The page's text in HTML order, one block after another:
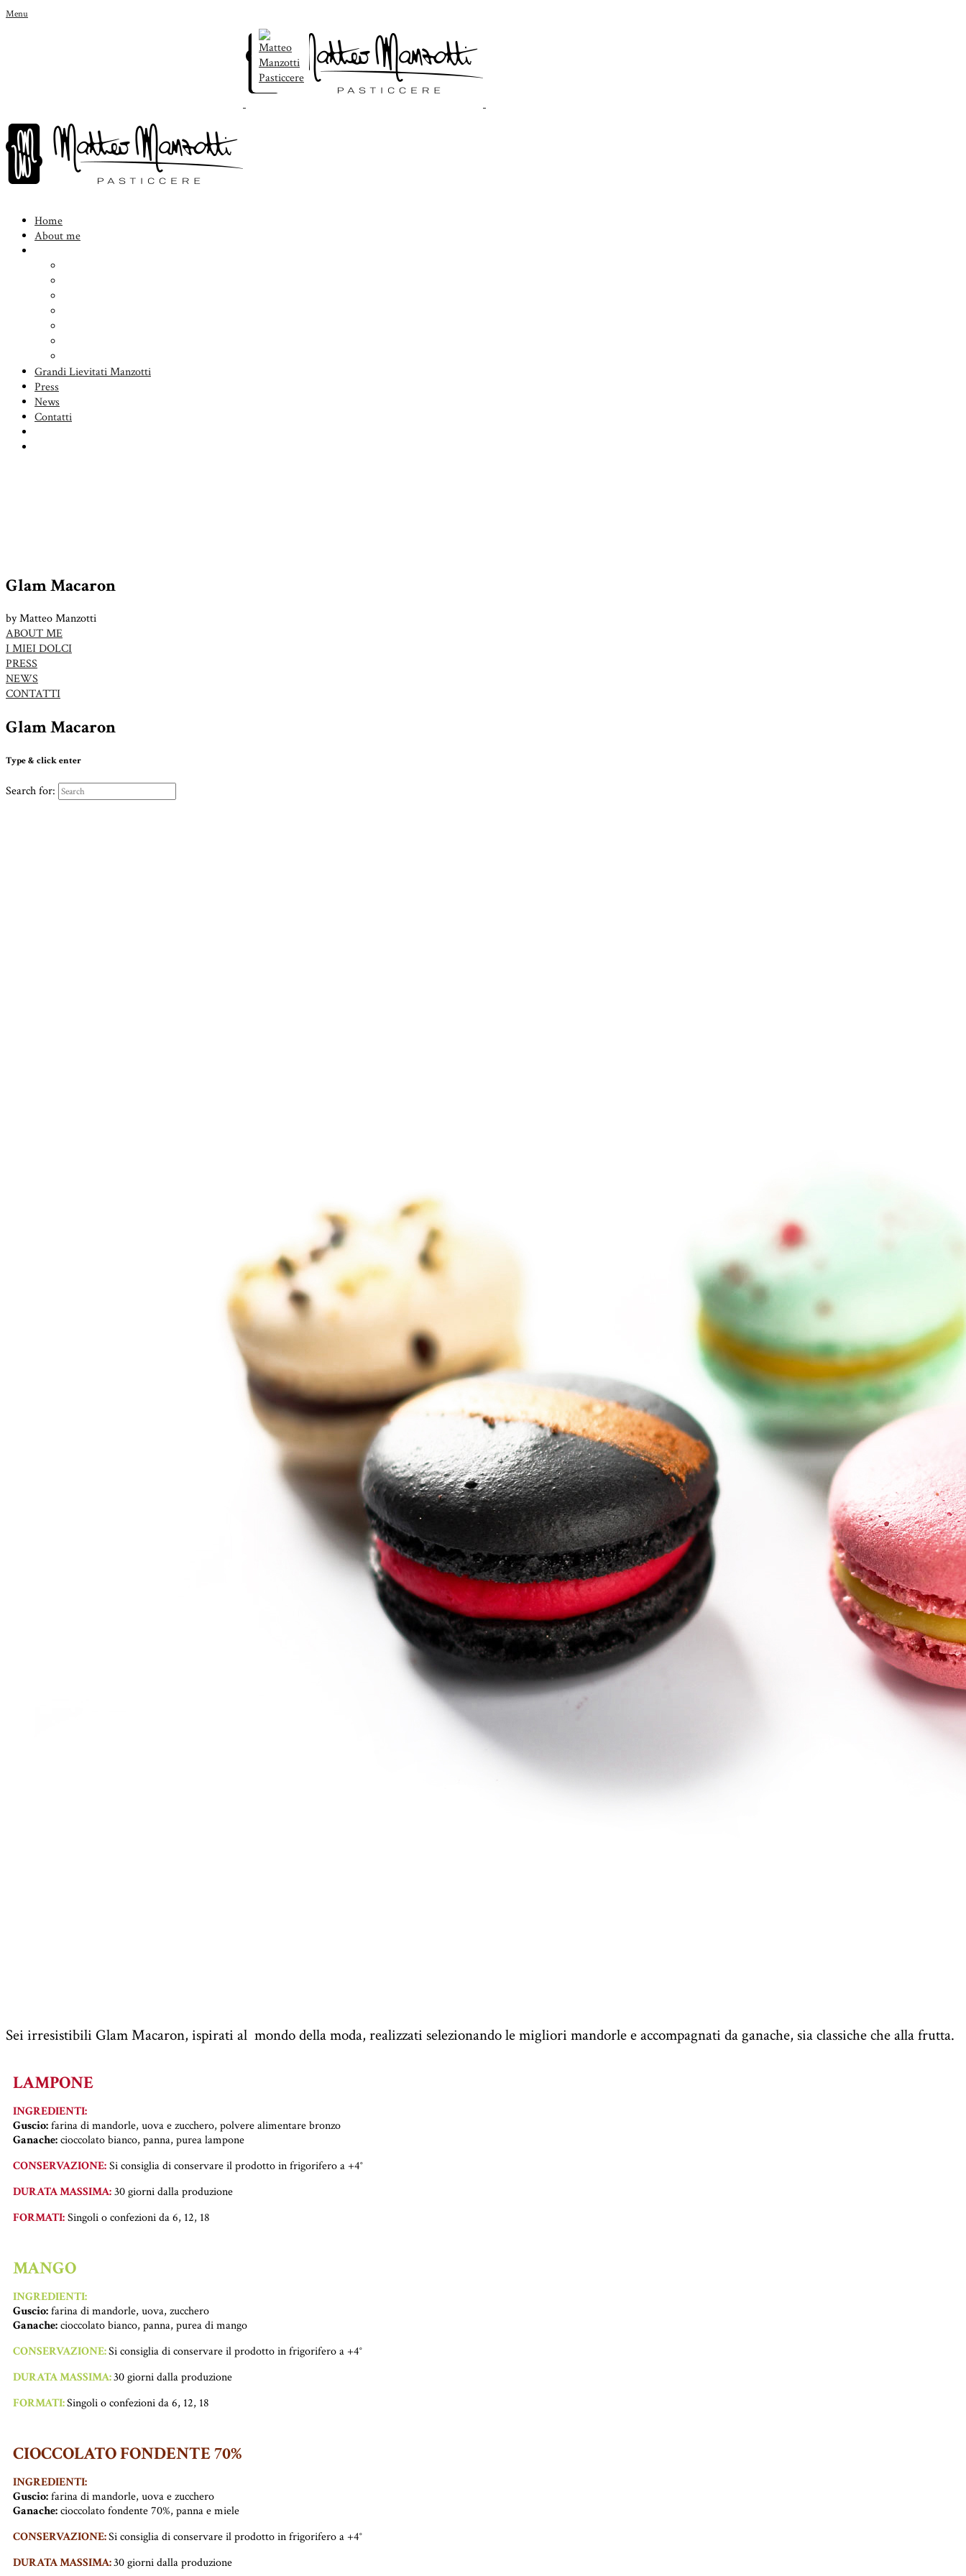
Menu
Home
About me
Grandi Lievitati Manzotti
Press
News
Contatti
Glam Macaron
by Matteo Manzotti
ABOUT ME
I MIEI DOLCI
PRESS
NEWS
CONTATTI
Glam Macaron
Type & click enter
Search for:
Sei irresistibili Glam Macaron, ispirati al mondo della moda, realizzati selezionando le migliori mandorle e accompagnati da ganache, sia classiche che alla frutta.
LAMPONE
INGREDIENTI:
Guscio:farina di mandorle, uova e zucchero, polvere alimentare bronzo
Ganache:cioccolato bianco, panna, purea lampone
CONSERVAZIONE:Si consiglia di conservare il prodotto in frigorifero a +4°
DURATA MASSIMA:30 giorni dalla produzione
FORMATI:Singoli o confezioni da 6, 12, 18
MANGO
INGREDIENTI:
Guscio:farina di mandorle, uova, zucchero
Ganache:cioccolato bianco, panna, purea di mango
CONSERVAZIONE:Si consiglia di conservare il prodotto in frigorifero a +4°
DURATA MASSIMA:30 giorni dalla produzione
FORMATI:Singoli o confezioni da 6, 12, 18
CIOCCOLATO FONDENTE 70%
INGREDIENTI:
Guscio:farina di mandorle, uova e zucchero
Ganache:cioccolato fondente 70%, panna e miele
CONSERVAZIONE:Si consiglia di conservare il prodotto in frigorifero a +4°
DURATA MASSIMA:30 giorni dalla produzione